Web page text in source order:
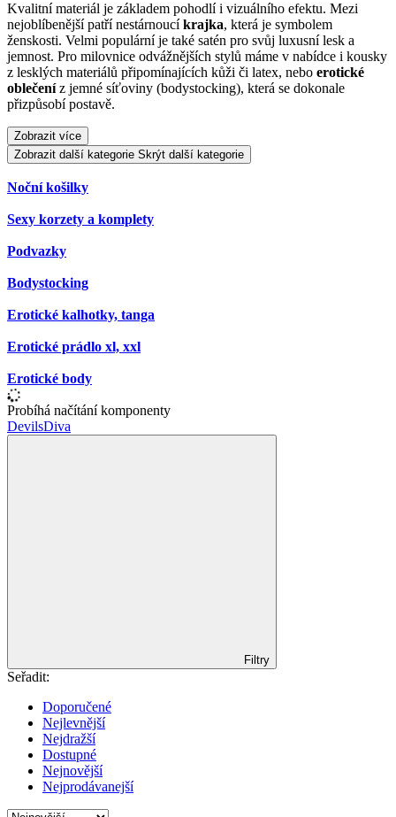
Kvalitní materiál je základem pohodlí i vizuálního efektu. Mezi
nejoblíbenější patří nestárnoucíkrajka, která je symbolem
ženskosti. Velmi populární je také satén pro svůj luxusní lesk a
jemnost. Pro milovnice odvážnějších stylů máme v nabídce i kousky
z lesklých materiálů připomínajících kůži či latex, nebo erotické
oblečeníz jemné síťoviny (bodystocking), která se dokonale
přizpůsobí postavě.
Zobrazit více
Zobrazit další kategorie Skrýt další kategorie
Noční košilky
Sexy korzety a komplety
Podvazky
Bodystocking
Erotické kalhotky, tanga
Erotické prádlo xl, xxl
Erotické body
Probíhá načítání komponenty
DevilsDiva
Filtry
Seřadit:
Doporučené
Nejlevnější
Nejdražší
Dostupné
Nejnovější
Nejprodávanejší